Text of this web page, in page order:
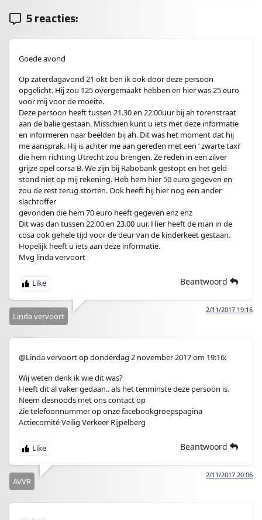
5 reacties:
Goede avond
Op zaterdagavond 21 okt ben ik ook door deze persoon
opgelicht. Hij zou 125 overgemaakt hebben en hier was 25 euro
voor mij voor de moeite.
Deze persoon heeft tussen 21.30 en 22.00uur bij ah torenstraat
aan de balie gestaan. Misschien kunt u iets met deze informatie
en informeren naar beelden bij ah. Dit was het moment dat hij
me aansprak. Hij is achter me aan gereden met een ‘ zwarte taxi’
die hem richting Utrecht zou brengen. Ze reden in een zilver
grijze opel corsa B. We zijn bij Rabobank gestopt en het geld
stond niet op mij rekening. Heb hem hier 50 euro gegeven en
zou de rest terug storten. Ook heeft hij hier nog een ander
slachtoffer
gevonden die hem 70 euro heeft gegeven enz enz
Dit was dan tussen 22.00 en 23.00 uur. Hier heeft de man in de
cosa ook gehele tijd voor de deur van de kinderkeet gestaan.
Hopelijk heeft u iets aan deze informatie.
Mvg linda vervoort
Beantwoord
2/11/2017 19:16
Linda vervoort
@Linda vervoort op donderdag 2 november 2017 om 19:16:
Wij weten denk ik wie dit was?
Heeft dit al vaker gedaan.. als het tenminste deze persoon is.
Neem desnoods met ons contact op
Zie telefoonnummer op onze facebookgroepspagina
Actiecomité Veilig Verkeer Rijpelberg
Beantwoord
2/11/2017 20:06
AVVR